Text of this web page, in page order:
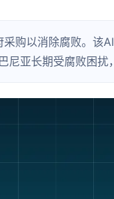
购以消除腐败。该
亚长期受腐败困扰